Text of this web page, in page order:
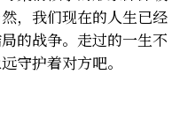
，我们现在的人生已经
的战争。走过的一生不
守护着对方吧。